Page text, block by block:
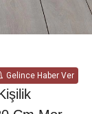
Gelince Haber Ver